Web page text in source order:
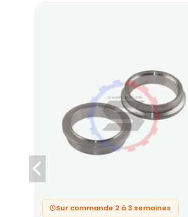
Sur commande 2 à 3 semaines